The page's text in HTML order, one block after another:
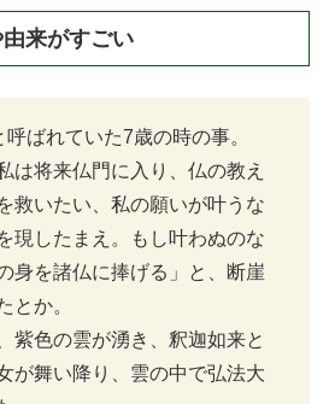
来がすごい
呼ばれていた7歳の時の事。
は将来仏門に入り、仏の教え
救いたい、私の願いが叶うな
現したまえ。もし叶わぬのな
身を諸仏に捧げる」と、断崖
とか。
紫色の雲が湧き、釈迦如来と
が舞い降り、雲の中で弘法大